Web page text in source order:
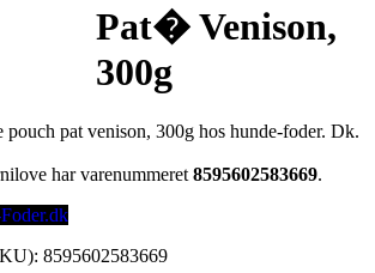
Pat� Venison,
300g
pat venison, 300g hos hunde-foder. Dk.
har varenummeret 8595602583669.
8595602583669